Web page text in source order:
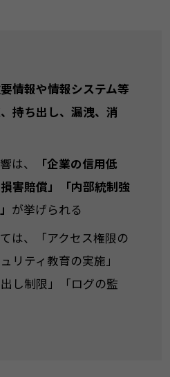
情報や情報システム等
持ち出し、漏洩、消
は、
「企業の信用低
害賠償」「内部統制強
が挙げられる
は、「アクセス権限の
リティ教育の実施」
し制限」「ログの監